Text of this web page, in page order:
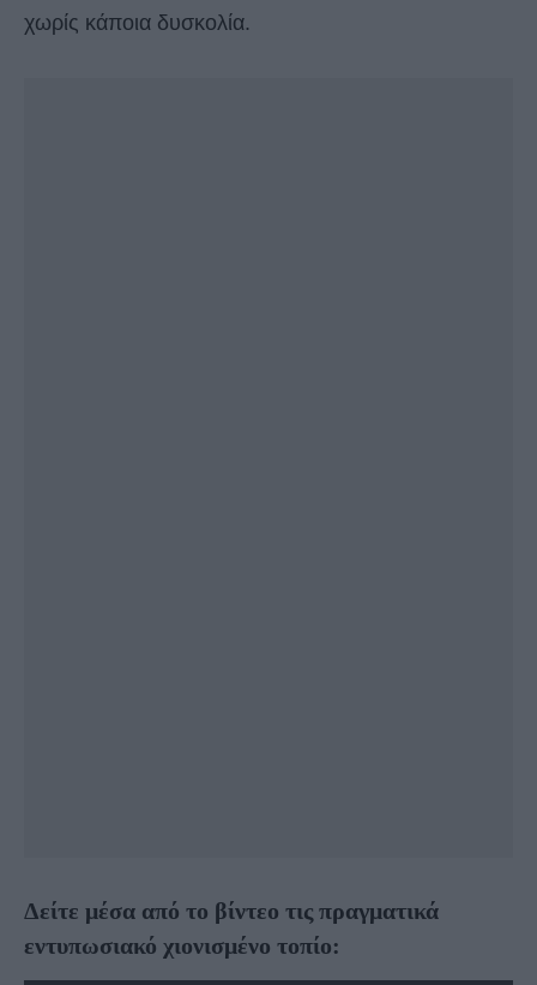
χωρίς κάποια δυσκολία.
Δείτε μέσα από το βίντεο τις πραγματικά
εντυπωσιακό χιονισμένο τοπίο: